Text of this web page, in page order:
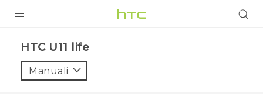
VIVE
HTC U11 life‎
Manuali